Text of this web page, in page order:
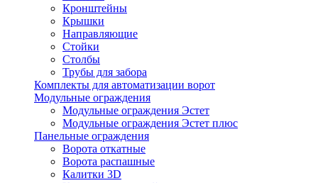
Кронштейны
Крышки
Направляющие
Стойки
Столбы
Трубы для забора
Комплекты для автоматизации ворот
Модульные ограждения
Модульные ограждения Эстет
Модульные ограждения Эстет плюс
Панельные ограждения
Ворота откатные
Ворота распашные
Калитки 3D